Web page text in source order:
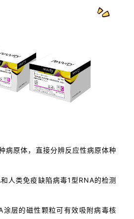
病原体，直接分辨反应性病原体种
人类免疫缺陷病毒1型RNA的检测
层的磁性颗粒可有效吸附病毒核